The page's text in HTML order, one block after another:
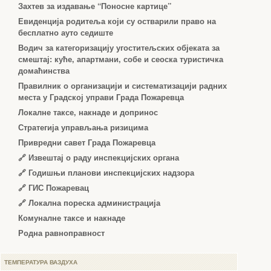
Захтев за издавање “Поносне картице”
Евиденција родитеља који су остварили право на
бесплатно ауто седиште
Водич за категоризацију угоститељских објеката за
смештај: куће, апартмани, собе и сеоска туристичка
домаћинства
Правилник о организацији и систематизацији радних
места у Градској управи Града Пожаревца
Локалне таксе, накнаде и допринос
Стратегија управљања ризицима
Привредни савет Града Пожаревца
🔗 Извештај о раду инспекцијских органа
🔗 Годишњи планови инспекцијских надзора
🔗 ГИС Пожаревац
🔗 Локална пореска администрација
Комуналне таксе и накнаде
Родна равноправност
ТЕМПЕРАТУРА ВАЗДУХА